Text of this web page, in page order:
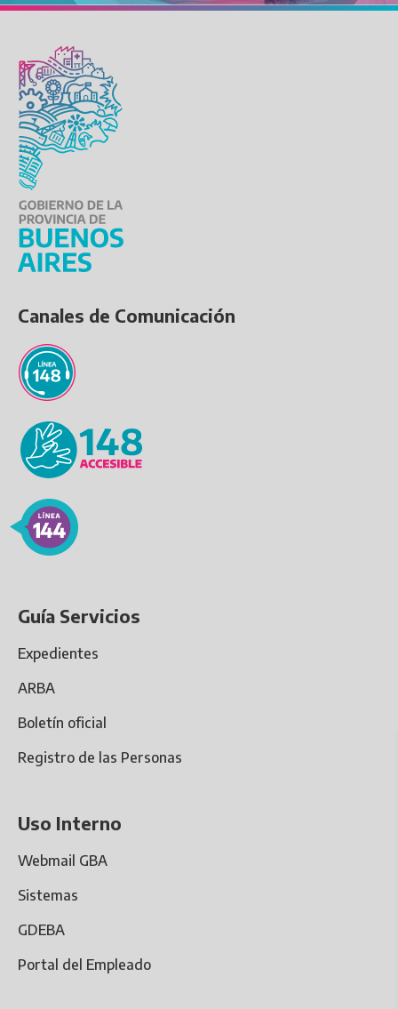
Canales de Comunicación
Guía Servicios
Expedientes
ARBA
Boletín oficial
Registro de las Personas
Uso Interno
Webmail GBA
Sistemas
GDEBA
Portal del Empleado